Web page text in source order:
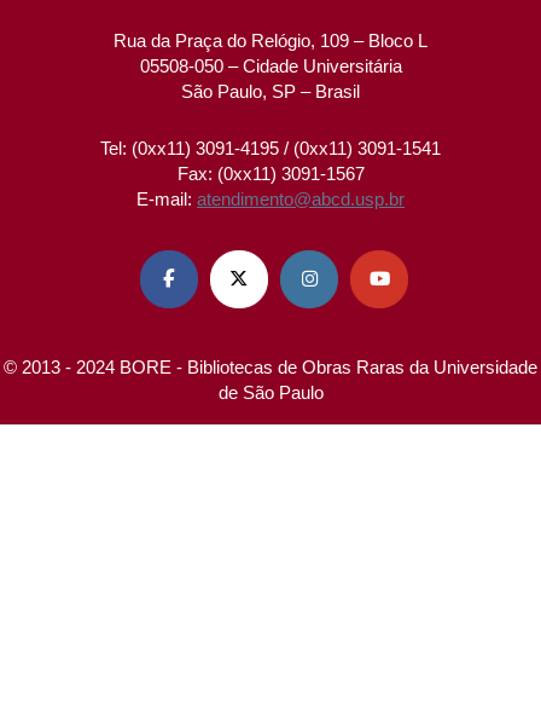
Rua da Praça do Relógio, 109 – Bloco L
05508-050 – Cidade Universitária
São Paulo, SP – Brasil
Tel: (0xx11) 3091-4195 / (0xx11) 3091-1541
Fax: (0xx11) 3091-1567
E-mail: atendimento@abcd.usp.br
   
© 2013 - 2024 BORE - Bibliotecas de Obras Raras da Universidade
de São Paulo